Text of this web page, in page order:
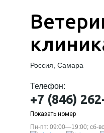
Россия, Самара
Телефон:
+7 (846)
Показать номер
Пн-пт: 09:00—19:00; сб-